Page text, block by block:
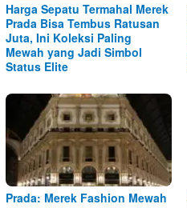
Harga Sepatu Termahal Merek
Prada Bisa Tembus Ratusan
Juta, Ini Koleksi Paling
Mewah yang Jadi Simbol
Status Elite
Prada: Merek Fashion Mewah